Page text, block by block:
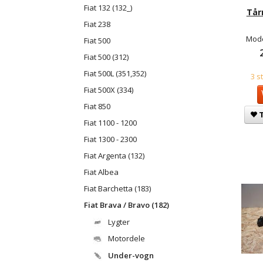
Fiat 132 (132_)
Fiat 238
Fiat 500
Fiat 500 (312)
Fiat 500L (351,352)
Fiat 500X (334)
Fiat 850
Fiat 1100 - 1200
Fiat 1300 - 2300
Fiat Argenta (132)
Fiat Albea
Fiat Barchetta (183)
Fiat Brava / Bravo (182)
Lygter
Motordele
Under-vogn
3